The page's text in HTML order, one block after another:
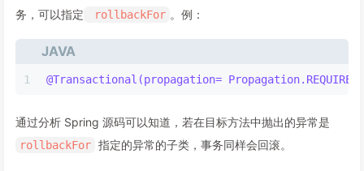
务，可以指定
rollbackFor 。例：
JAVA
1 @Transactional(propagation=
通过分析 Spring 源码可以知道，若在目标方法中抛出的异常是
rollbackFor 指定的异常的子类，事务同样会回滚。